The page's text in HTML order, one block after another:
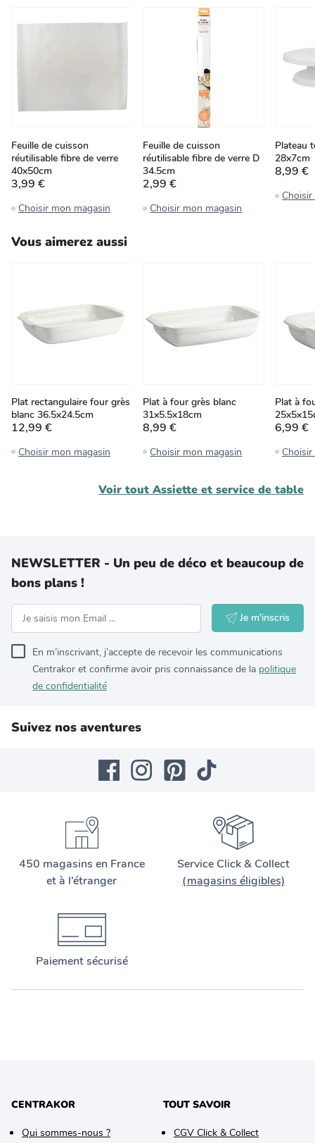
Feuille de cuisson
réutilisable fibre de verre
40x50cm
3,99 €
Choisir mon magasin
Feuille de cuisson
réutilisable fibre de verre D
34.5cm
2,99 €
Choisir mon magasin
Plateau
28x7cm
8,99 €
Vous aimerez aussi
Plat rectangulaire four grès
blanc 36.5x24.5cm
12,99 €
Choisir mon magasin
Plat à four grès blanc
31x5.5x18cm
8,99 €
Choisir mon magasin
Plat à
6,99 €
Voir tout Assiette et service de table
NEWSLETTER - Un peu de déco et beaucoup de
bons plans !
Je m'inscris
En m’inscrivant, j’accepte de recevoir les communications
Centrakor et confirme avoir pris connaissance de la politique
de confidentialité
Suivez nos aventures
450 magasins en France
et à l’étranger
Service Click & Collect
(magasins éligibles)
Paiement sécurisé
CENTRAKOR
Qui sommes-nous ?
TOUT SAVOIR
CGV Click & Collect